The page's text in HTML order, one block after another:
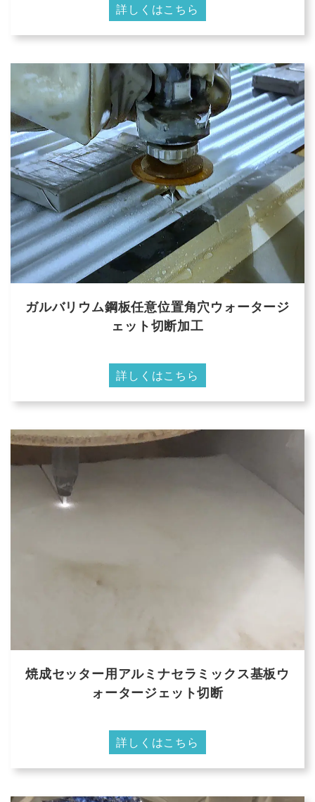
詳しくはこちら
ガルバリウム鋼板任意位置角穴ウォータージ
ェット切断加工
詳しくはこちら
焼成セッター用アルミナセラミックス基板ウ
ォータージェット切断
詳しくはこちら